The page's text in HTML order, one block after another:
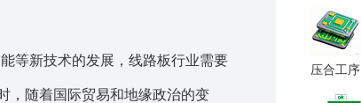
等新技术的发展，线路板行业需要
，随着国际贸易和地缘政治的变
压合工序